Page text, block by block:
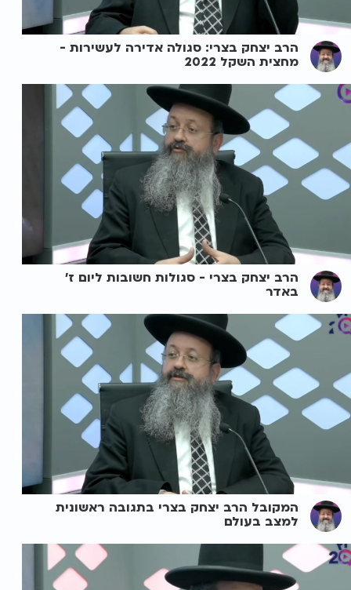
הרב יצחק בצרי: סגולה אדירה לעשירות -
מחצית השקל 2022
הרב יצחק בצרי - סגולות חשובות ליום ז'
באדר
המקובל הרב יצחק בצרי בתגובה ראשונית
למצב בעולם